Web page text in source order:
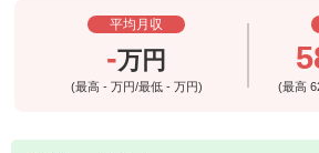
平均月収
-万円
(最高 - 万円/最低 - 万円) (最高